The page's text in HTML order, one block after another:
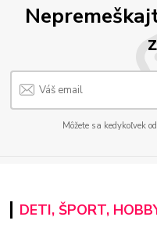
Môžete sa kedykoľvek
DETI, ŠPORT,